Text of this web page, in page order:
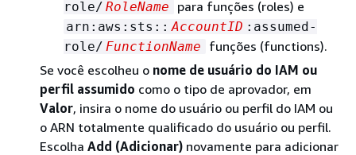
role/ RoleName para funções (roles) e
arn:aws:sts:: AccountID :assumed-
role/ FunctionName
funções (functions).
Se você escolheu o nome de usuário do IAM ou
perfil assumido como o tipo de aprovador, em
Valor, insira o nome do usuário ou perfil do IAM ou
o ARN totalmente qualificado do usuário ou perfil.
Escolha Add (Adicionar) novamente para adicionar